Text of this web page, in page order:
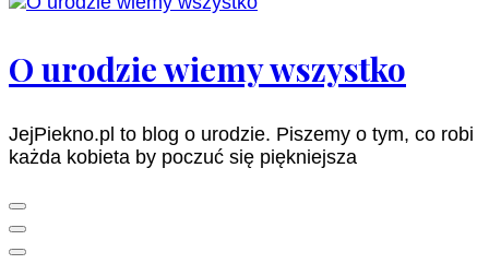
O urodzie wiemy wszystko
JejPiekno.pl to blog o urodzie. Piszemy o tym, co robi
każda kobieta by poczuć się piękniejsza